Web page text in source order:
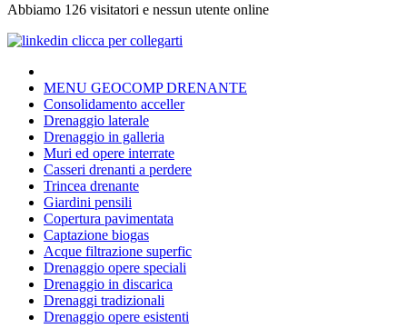
Abbiamo 126 visitatori e nessun utente online
MENU GEOCOMP DRENANTE
Consolidamento acceller
Drenaggio laterale
Drenaggio in galleria
Muri ed opere interrate
Casseri drenanti a perdere
Trincea drenante
Giardini pensili
Copertura pavimentata
Captazione biogas
Acque filtrazione superfic
Drenaggio opere speciali
Drenaggio in discarica
Drenaggi tradizionali
Drenaggio opere esistenti